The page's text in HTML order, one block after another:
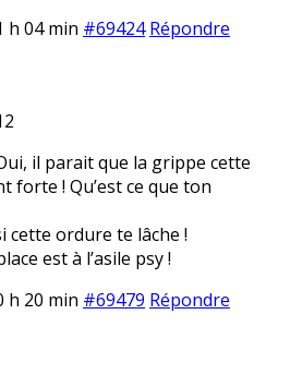
h 04 min #69424 Répondre
il parait que la grippe cette
forte ! Qu’est ce que ton
cette ordure te lâche !
est à l’asile psy !
h 20 min #69479 Répondre